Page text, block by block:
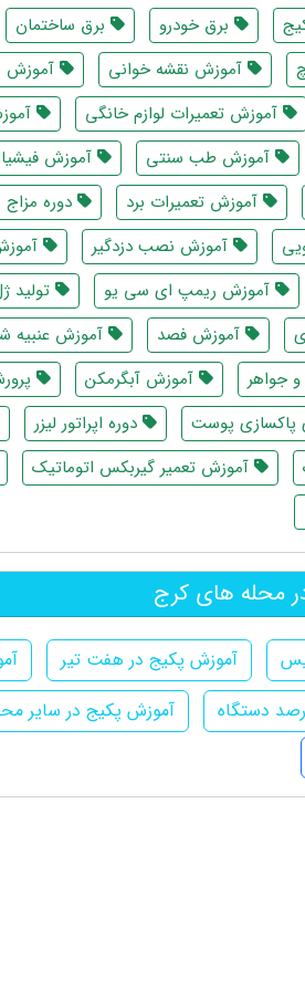
برق خودرو برق ساختمان
آموزش نقشه خوانی
آموزش
آموزش تعمیرات لوازم خانگی
آموزش طب سنتی آموزش
آموزش تعمیرات برد
دوره
آموزش نصب دزدگیر
آموزش ریمپ ای سی یو
تولید
آموزش فصد
آموزش عنبیه
جواهر
آموزش آبگرمکن
پاکسازی پوست
دوره اپراتور لیزر
آموزش تعمیر گیربکس اتوماتیک
محله های کرج
آموزش پکیج در هفت تیر
دستگاه
آموزش پکیج در سایر